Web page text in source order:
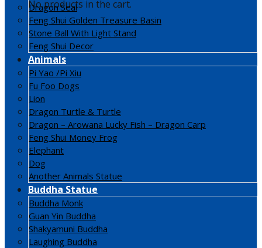
No products in the cart.
Dragon Seal
Feng Shui Golden Treasure Basin
Stone Ball With Light Stand
Feng Shui Decor
Animals
Pi Yao /Pi Xiu
Fu Foo Dogs
Lion
Dragon Turtle & Turtle
Dragon – Arowana Lucky Fish – Dragon Carp
Feng Shui Money Frog
Elephant
Dog
Another Animals Statue
Buddha Statue
Buddha Monk
Guan Yin Buddha
Shakyamuni Buddha
Laughing Buddha